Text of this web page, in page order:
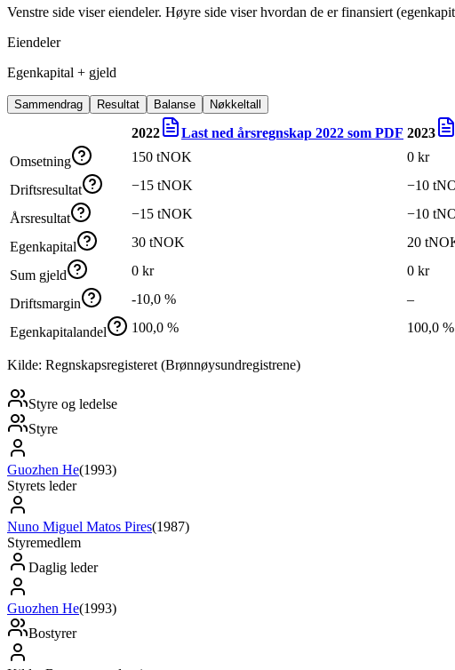
Venstre side viser eiendeler. Høyre side viser hvordan de er finansiert
Eiendeler
Egenkapital + gjeld
Sammendrag Resultat Balanse Nøkkeltall
2022 Last ned årsregnskap 2022 som PDF 2023
Omsetning 150 tNOK 0 kr
Driftsresultat
−15 tNOK −10
Årsresultat
−15 tNOK −10
Egenkapital
30 tNOK 20
Sum gjeld
0 kr 0 kr
Driftsmargin
-10,0 % –
Egenkapitalandel
100,0 % 100,0 %
Kilde: Regnskapsregisteret (Brønnøysundregistrene)
Styre og ledelse
Styre
Guozhen He(1993)
Styrets leder
Nuno Miguel Matos Pires(1987)
Styremedlem
Daglig leder
Guozhen He(1993)
Bostyrer